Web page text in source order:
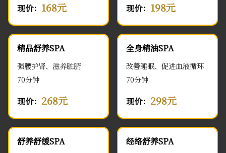
现价： 168元 现价： 198元
精品舒养SPA
强腰护肾、滋养脏腑
70分钟
现价： 268元
全身精油SPA
改善睡眠、促进血液循环
70分钟
现价： 298元
舒养舒缓SPA 经络舒养SPA